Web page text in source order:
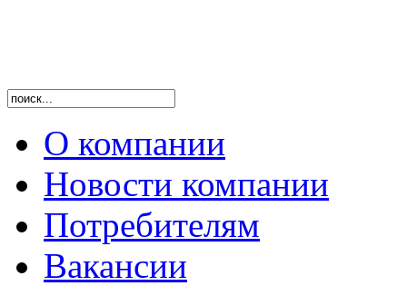
О компании
Новости компании
Потребителям
Вакансии